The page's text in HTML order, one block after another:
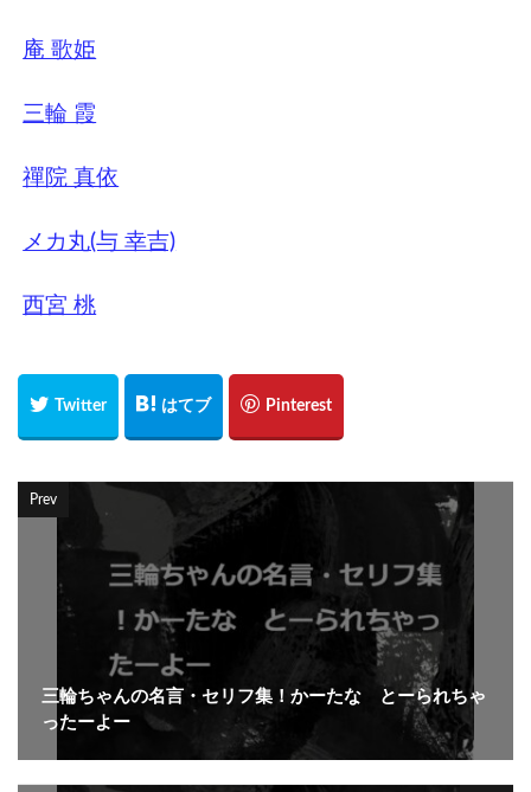
庵 歌姫
三輪 霞
禪院 真依
メカ丸(与 幸吉)
西宮 桃
Prev
三輪ちゃんの名言・セリフ集！かーたな とーられちゃ
ったーよー